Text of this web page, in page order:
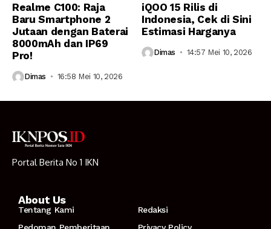
Realme C100: Raja
Baru Smartphone 2
Jutaan dengan Baterai
8000mAh dan IP69
Pro!
Dimas 16:58 Mei 10, 2026
iQOO 15 Rilis di
Indonesia, Cek di Sini
Estimasi Harganya
Dimas 14:57 Mei 10, 2026
Portal Berita No 1 IKN
About Us
Tentang Kami
Redaksi
Pedoman Pemberitaan
Privacy Policy